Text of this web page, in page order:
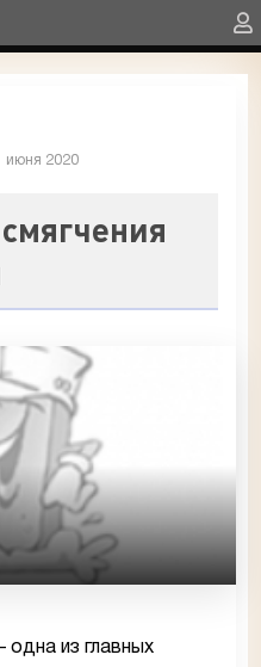
июня 2020
из главных